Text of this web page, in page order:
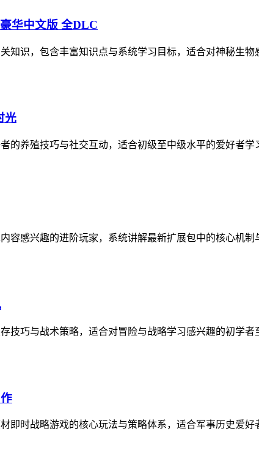
华中文版 全DLC
知识，包含丰富知识点与系统学习目标，适合对神秘生
光
的养殖技巧与社交互动，适合初级至中级水平的爱好者
容感兴趣的进阶玩家，系统讲解最新扩展包中的核心机
技巧与战术策略，适合对冒险与战略学习感兴趣的初学
即时战略游戏的核心玩法与策略体系，适合军事历史爱